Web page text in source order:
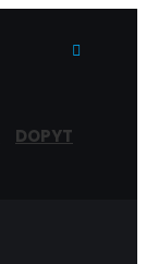
DOPYT